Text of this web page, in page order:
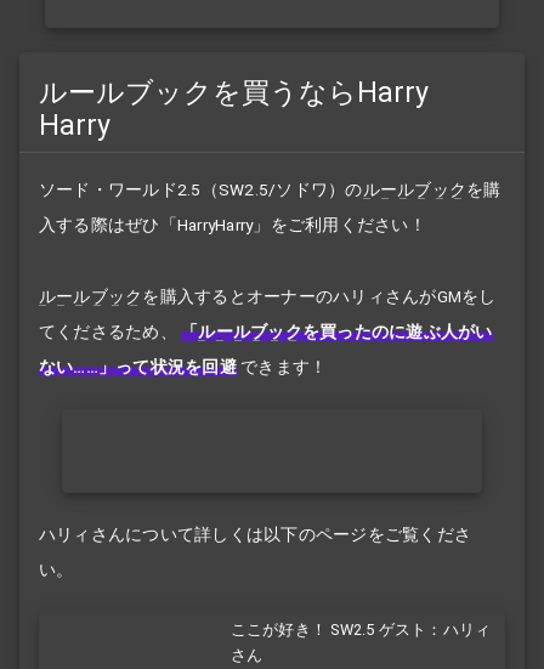
ルールブックを買うならHarry
Harry
ソード・ワールド2.5（SW2.5/ソドワ）のルールブックを購
入する際はぜひ「HarryHarry」をご利用ください！
ルールブックを購入するとオーナーのハリィさんがGMをし
てくださるため、
「ルールブックを買ったのに遊ぶ人がい
ない……」って状況を回避 できます！
ハリィさんについて詳しくは以下のページをご覧くださ
い。
ここが好き！ SW2.5 ゲスト：ハリィ
さん